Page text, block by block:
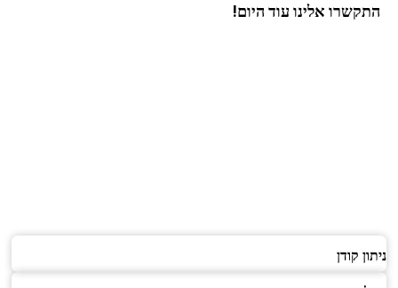
התקשרו אלינו עוד היום!
ניתון קודן